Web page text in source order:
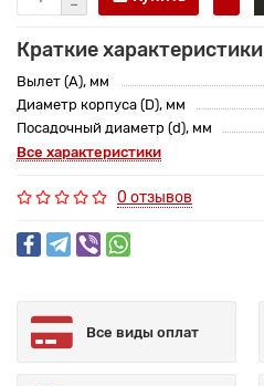
Краткие характеристики
Вылет (A), мм
Диаметр корпуса (D), мм
Посадочный диаметр (d), мм
Все характеристики
0 отзывов
Все виды оплат